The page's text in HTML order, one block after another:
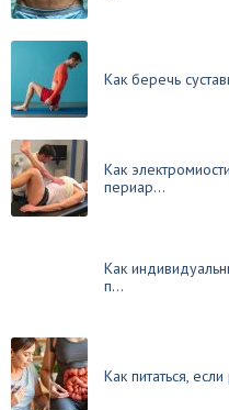
Как беречь
Как
периар...
Как
п...
Как питаться,